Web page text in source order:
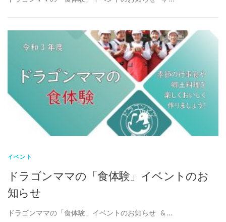
イベント
ドラゴンママの「食体験」イベントのお
知らせ
ドラゴンママの「食体験」イベントのお知らせ & …